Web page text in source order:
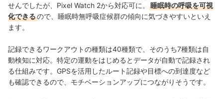
せんでしたが、Pixel Watch 2から対応可に。
睡眠時の呼吸を可視
化できるので、睡眠時無呼吸症候群の傾向に気づきやすいといえ
ます。
記録できるワークアウトの種類は40種類で、そのうち7種類は自
動検知に対応。特定の運動をはじめるとデータが自動で記録され
る仕組みです。GPSを活用したルート記録や目標への到達度など
も確認できるので、モチベーションアップにつながりそうです。